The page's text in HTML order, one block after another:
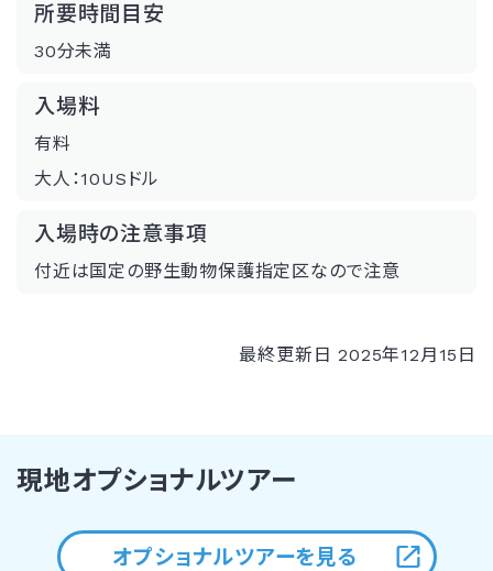
所要時間目安
30分未満
入場料
有料
大人：10USドル
入場時の注意事項
付近は国定の野生動物保護指定区なので注意
最終更新日 2025年12月15日
現地オプショナルツアー
オプショナルツアーを見る